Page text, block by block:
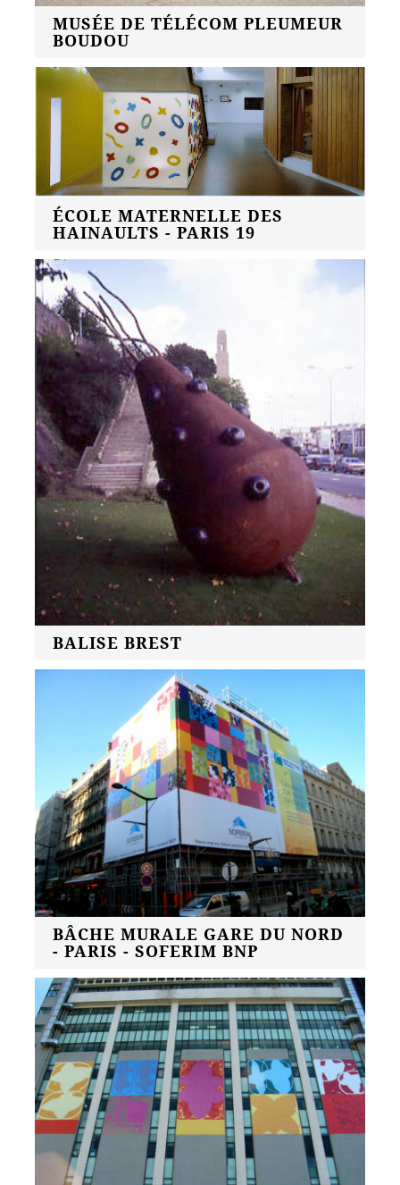
MUSÉE DE TÉLÉCOM PLEUMEUR
BOUDOU
ÉCOLE MATERNELLE DES
HAINAULTS - PARIS 19
BALISE BREST
BÂCHE MURALE GARE DU NORD
- PARIS - SOFERIM BNP